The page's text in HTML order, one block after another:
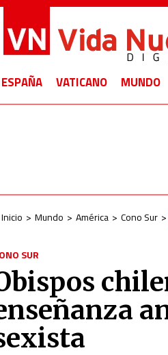
ESPAÑA VATICANO MUNDO
Inicio Mundo América Cono Sur
SUR